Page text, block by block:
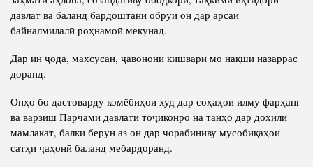
давлат ва баланд бардоштани обрӯи он дар арсаи
байналмилалӣ роҳнамоӣ мекунад.
Дар ин ҷода, махсусан, ҷавонони кишвари мо нақши назаррас
доранд.
Онҳо бо дастоварду комёбиҳои худ дар соҳаҳои илму фарҳанг
ва варзиш Парчами давлати тоҷиконро на танҳо дар дохили
мамлакат, балки берун аз он дар чорабиниву мусобиқаҳои
сатҳи ҷаҳонӣ баланд мебардоранд.